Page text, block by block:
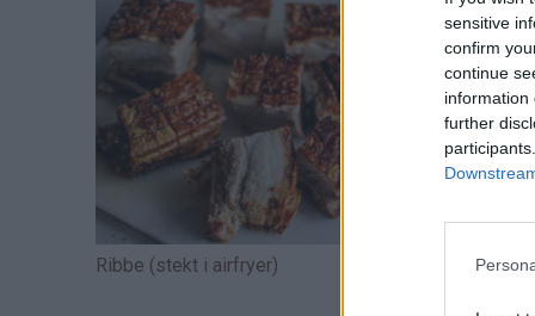
sensitive
confirm
continue
information
further
Ribbe (stekt i airfryer)